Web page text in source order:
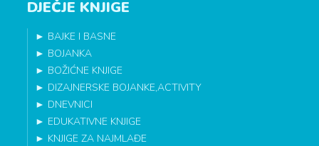
DJEČJE KNJIGE
► BAJKE I BASNE
► BOJANKA
► BOŽIĆNE KNJIGE
► DIZAJNERSKE BOJANKE,ACTIVITY
► DNEVNICI
► EDUKATIVNE KNJIGE
► KNJIGE ZA NAJMLAĐE